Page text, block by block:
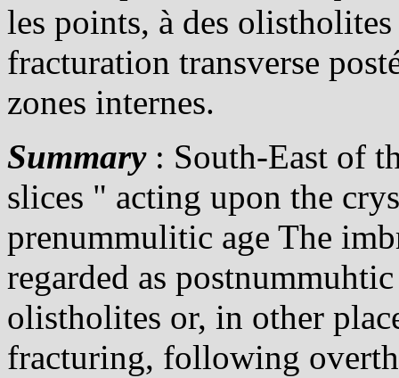
les points, à des
fracturation transverse
zones internes.
Summary: South-East of
slices " acting upon the
prenummulitic age The
regarded as
olistholites or, in other
fracturing, following